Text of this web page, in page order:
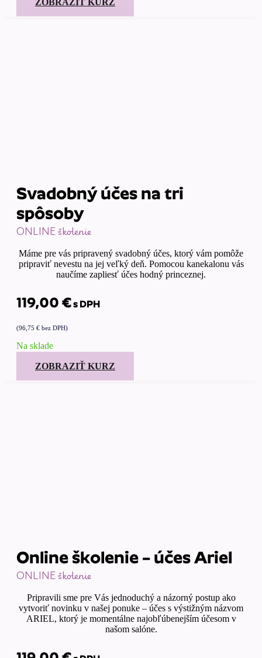
ZOBRAZIŤ KURZ
Svadobný účes na tri
spôsoby
ONLINE školenie
Máme pre vás pripravený svadobný účes, ktorý vám pomôže
pripraviť nevestu na jej veľký deň. Pomocou kanekalonu vás
naučíme zapliesť účes hodný princeznej.
119,00 €s DPH
(96,75 € bez DPH)
Na sklade
ZOBRAZIŤ KURZ
Online školenie – účes Ariel
ONLINE školenie
Pripravili sme pre Vás jednoduchý a názorný postup ako
vytvoriť novinku v našej ponuke – účes s výstižným názvom
ARIEL, ktorý je momentálne najobľúbenejším účesom v
našom salóne.